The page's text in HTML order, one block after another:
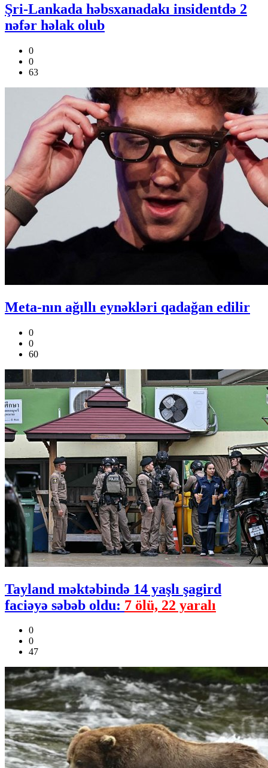
Şri-Lankada həbsxanadakı insidentdə 2
nəfər həlak olub
0
0
63
Meta-nın ağıllı eynəkləri qadağan edilir
0
0
60
Tayland məktəbində 14 yaşlı şagird
faciəyə səbəb oldu: 7 ölü, 22 yaralı
0
0
47